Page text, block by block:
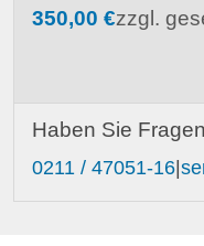
350,00 €zzgl.
Haben Sie
0211 / 47051-16